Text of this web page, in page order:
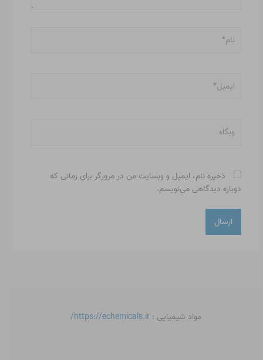
وبگاه
ذخیره نام، ایمیل و وبسایت من در مرورگر برای زمانی که
دوباره دیدگاهی می‌نویسم.
مواد شیمیایی : https://echemicals.ir/